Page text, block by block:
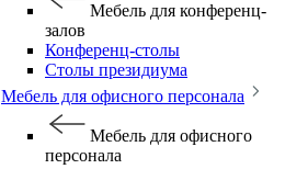
Мебель для конференц-
залов
Конференц-столы
Столы президиума
Мебель для офисного персонала
Мебель для офисного
персонала